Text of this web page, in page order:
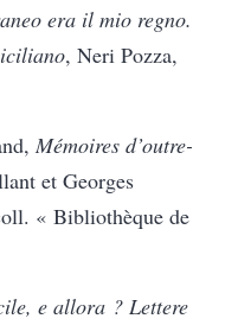
era il mio regno.
, Neri Pozza,
Mémoires d’outre-
et Georges
« Bibliothèque de
e allora ? Lettere